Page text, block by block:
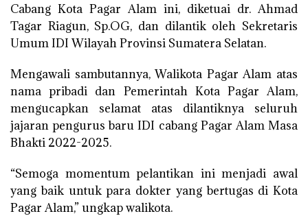
Cabang Kota Pagar Alam ini, diketuai dr. Ahmad
Tagar Riagun, Sp.OG, dan dilantik oleh Sekretaris
Umum IDI Wilayah Provinsi Sumatera Selatan.
Mengawali sambutannya, Walikota Pagar Alam atas
nama pribadi dan Pemerintah Kota Pagar Alam,
mengucapkan selamat atas dilantiknya seluruh
jajaran pengurus baru IDI cabang Pagar Alam Masa
Bhakti 2022-2025.
“Semoga momentum pelantikan ini menjadi awal
yang baik untuk para dokter yang bertugas di Kota
Pagar Alam,” ungkap walikota.